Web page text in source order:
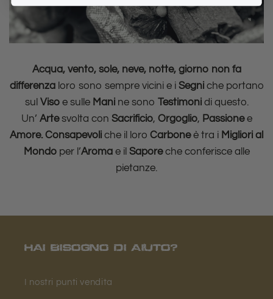
Acqua, vento, sole, neve, notte, giorno non fa
differenza loro sono sempre vicini e iSegniche portano
sul Visoe sulle Manine sono Testimoni di questo.
Un’ Artesvolta con Sacrificio, Orgoglio, Passionee
Amore. Consapevoli che il loro Carboneè tra i Migliori al
Mondoper l’Aromae il Saporeche conferisce alle
pietanze.
HAI BISOGNO DI AIUTO?
I nostri punti vendita